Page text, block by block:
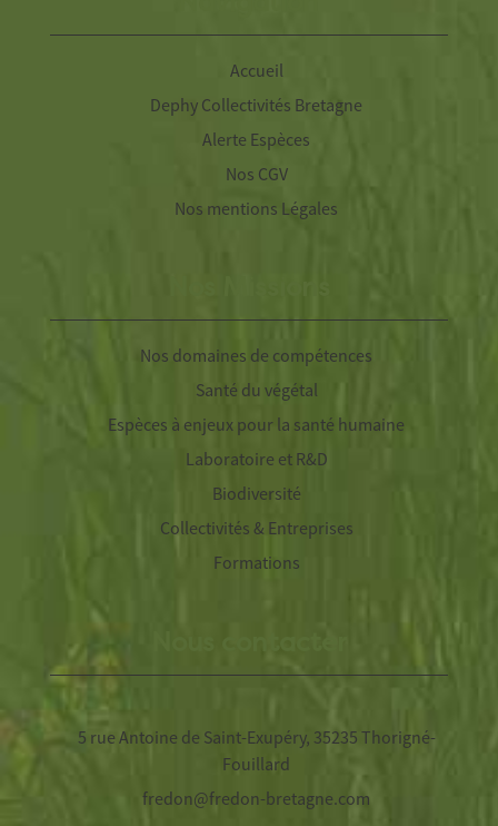
Accueil
Dephy Collectivités Bretagne
Alerte Espèces
Nos CGV
Nos mentions Légales
Nos domaines de compétences
Santé du végétal
Espèces à enjeux pour la santé humaine
Laboratoire et R&D
Biodiversité
Collectivités & Entreprises
Formations
5 rue Antoine de Saint-Exupéry, 35235 Thorigné-
Fouillard
fredon@fredon-bretagne.com